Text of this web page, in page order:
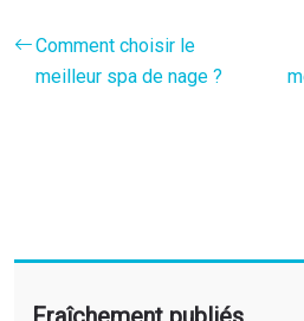
Comment choisir le
meilleur spa de nage ?